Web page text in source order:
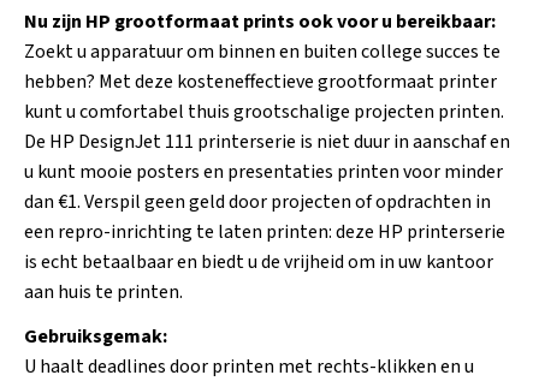
Nu zijn HP grootformaat prints ook voor u bereikbaar:
Zoekt u apparatuur om binnen en buiten college succes te
hebben? Met deze kosteneffectieve grootformaat printer
kunt u comfortabel thuis grootschalige projecten printen.
De HP DesignJet 111 printerserie is niet duur in aanschaf en
u kunt mooie posters en presentaties printen voor minder
dan €1. Verspil geen geld door projecten of opdrachten in
een repro-inrichting te laten printen: deze HP printerserie
is echt betaalbaar en biedt u de vrijheid om in uw kantoor
aan huis te printen.
Gebruiksgemak:
U haalt deadlines door printen met rechts-klikken en u